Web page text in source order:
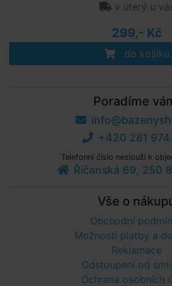
v úterý u
299,- Kč
do košíku
Poradíme
+420 281
Telefonní číslo neslouží k
Říčanská 69, 250
Vše o
Obchodní
Možnosti platby a
Reklamace
Odstoupení od
Ochrana osobních